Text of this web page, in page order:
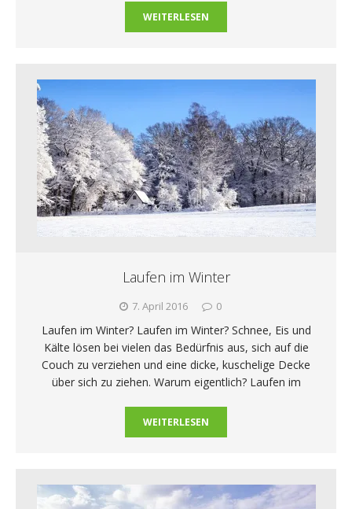
WEITERLESEN
Laufen im Winter
7. April 2016 0
Laufen im Winter? Laufen im Winter? Schnee, Eis und
Kälte lösen bei vielen das Bedürfnis aus, sich auf die
Couch zu verziehen und eine dicke, kuschelige Decke
über sich zu ziehen. Warum eigentlich? Laufen im
WEITERLESEN